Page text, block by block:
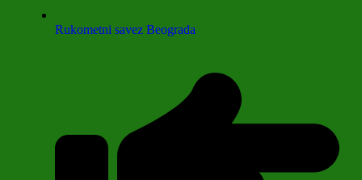
Rukometni savez Beograda